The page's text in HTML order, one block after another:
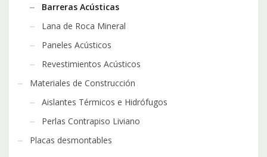
Barreras Acústicas
Lana de Roca Mineral
Paneles Acústicos
Revestimientos Acústicos
Materiales de Construcción
Aislantes Térmicos e Hidrófugos
Perlas Contrapiso Liviano
Placas desmontables